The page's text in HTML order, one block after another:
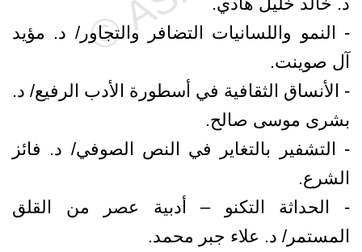
- النمو واللسانيات التضافر والتجاور/ د. مؤيد
آل صوينت.
- الأنساق الثقافية في أسطورة الأدب الرفيع/ د.
بشرى موسى صالح.
- التشفير بالتغاير في النص الصوفي/ د. فائز
الشرع.
- الحداثة التكنو – أدبية عصر من القلق
المستمر/ د. علاء جبر محمد.